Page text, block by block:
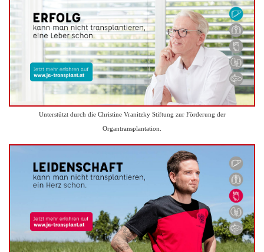
Unterstützt durch die Christine Vranitzky Stiftung zur Förderung der
Organtransplantation.